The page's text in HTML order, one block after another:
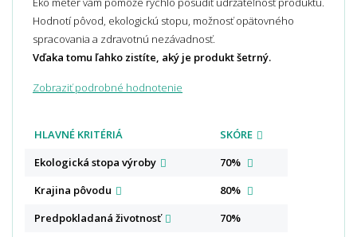
Hodnotí pôvod, ekologickú stopu, možnosť opätovného
spracovania a zdravotnú nezávadnosť.
Vďaka tomu ľahko zistíte, aký je produkt šetrný.
Zobraziť podrobné hodnotenie
HLAVNÉ KRITÉRIÁ
SKÓRE
Ekologická stopa výroby
70%
Krajina pôvodu
80%
Predpokladaná životnosť
70%